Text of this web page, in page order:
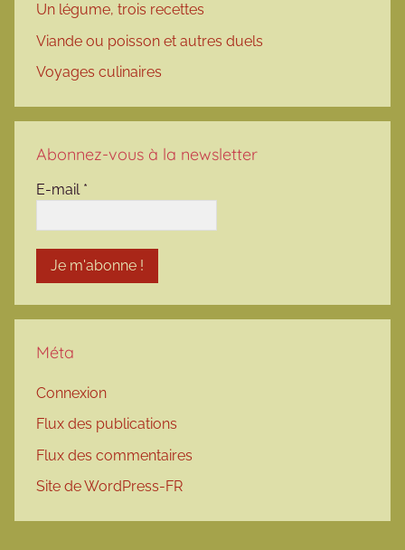
Un légume, trois recettes
Viande ou poisson et autres duels
Voyages culinaires
Abonnez-vous à la newsletter
E-mail *
Méta
Connexion
Flux des publications
Flux des commentaires
Site de WordPress-FR